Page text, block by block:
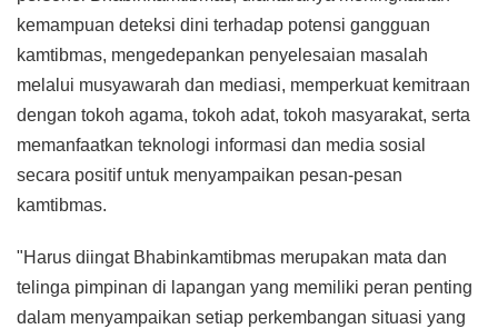
kemampuan deteksi dini terhadap potensi gangguan
kamtibmas, mengedepankan penyelesaian masalah
melalui musyawarah dan mediasi, memperkuat kemitraan
dengan tokoh agama, tokoh adat, tokoh masyarakat, serta
memanfaatkan teknologi informasi dan media sosial
secara positif untuk menyampaikan pesan-pesan
kamtibmas.
"Harus diingat Bhabinkamtibmas merupakan mata dan
telinga pimpinan di lapangan yang memiliki peran penting
dalam menyampaikan setiap perkembangan situasi yang